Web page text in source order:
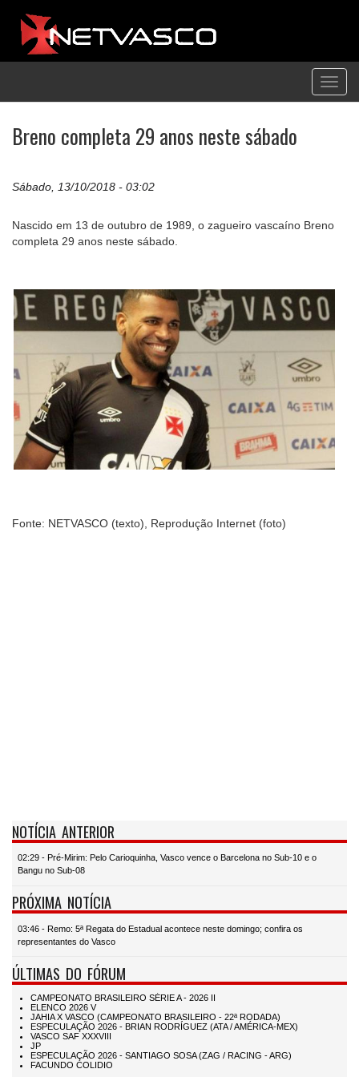
Breno completa 29 anos neste sábado
Sábado, 13/10/2018 - 03:02
Nascido em 13 de outubro de 1989, o zagueiro vascaíno Breno
completa 29 anos neste sábado.
Fonte: NETVASCO (texto), Reprodução Internet (foto)
NOTÍCIA ANTERIOR
02:29 - Pré-Mirim: Pelo Carioquinha, Vasco vence o Barcelona no Sub-10 e o
Bangu no Sub-08
PRÓXIMA NOTÍCIA
03:46 - Remo: 5ª Regata do Estadual acontece neste domingo; confira os
representantes do Vasco
ÚLTIMAS DO FÓRUM